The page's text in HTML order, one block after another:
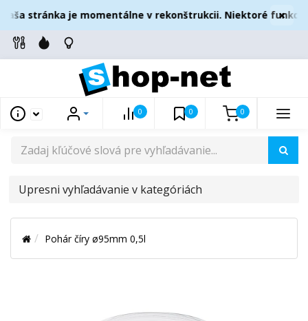
stránka je momentálne v rekonštrukcii. Niektoré funkcie
×
0 0 0
UPRESNI
V
KATEGÓRIÁCH
Pohár číry ø95mm 0,5l